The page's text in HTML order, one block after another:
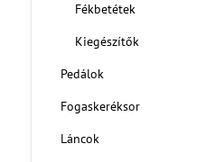
Fékbetétek
Kiegészítők
Pedálok
Fogaskeréksor
Láncok